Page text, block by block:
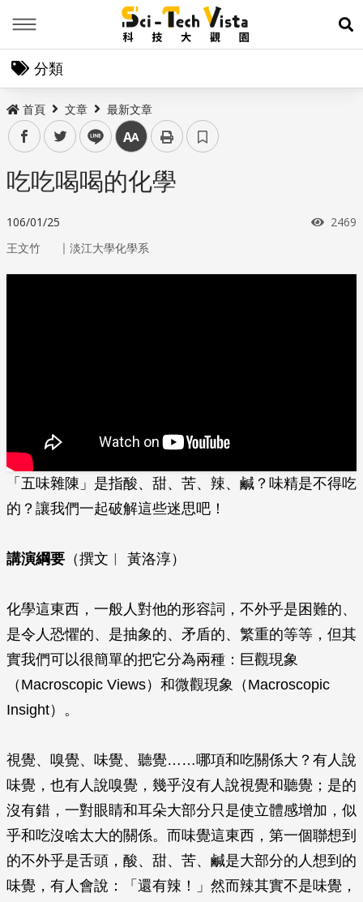
展
分類
首頁 文章 最新文章
facebooktwitter line 中
吃吃喝喝的化學
106/01/25 瀏覽
2469
王文竹 ｜ 淡江大學化學系
「五味雜陳」是指酸、甜、苦、辣、鹹？味精是不得吃
的？讓我們一起破解這些迷思吧！
講演綱要 （撰文︱ 黃洛淳）
化學這東西，一般人對他的形容詞，不外乎是困難的、
是令人恐懼的、是抽象的、矛盾的、繁重的等等，但其
實我們可以很簡單的把它分為兩種：巨觀現象
（Macroscopic Views）和微觀現象（Macroscopic
Insight）。
視覺、嗅覺、味覺、聽覺……哪項和吃關係大？有人說
味覺，也有人說嗅覺，幾乎沒有人說視覺和聽覺；是的
沒有錯，一對眼睛和耳朵大部分只是使立體感增加，似
乎和吃沒啥太大的關係。而味覺這東西，第一個聯想到
的不外乎是舌頭，酸、甜、苦、鹹是大部分的人想到的
味覺，有人會說：「還有辣！」然而辣其實不是味覺，